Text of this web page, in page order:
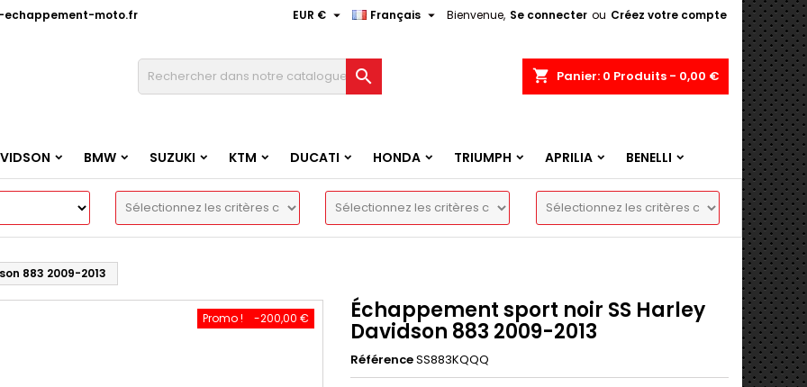
echappement-moto.fr Bienvenue, Se connecter ou Créez votre compte
Français 
EUR € 
 shopping_cart Panier: 0 Produits - 0,00 €
BMW SUZUKI KTM DUCATI HONDA TRIUMPH APRILIA BENELLI
883 2009-2013
-200,00 €
Promo ! Échappement sport noir SS Harley
Davidson 883 2009-2013
RéférenceSS883KQQQ